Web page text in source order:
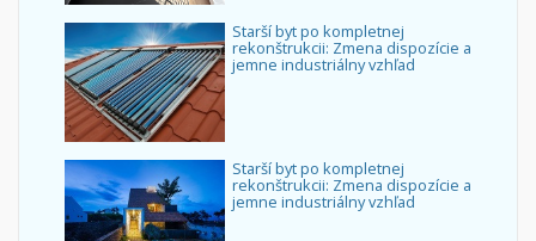
Starší byt po kompletnej
rekonštrukcii: Zmena dispozície a
jemne industriálny vzhľad
Starší byt po kompletnej
rekonštrukcii: Zmena dispozície a
jemne industriálny vzhľad